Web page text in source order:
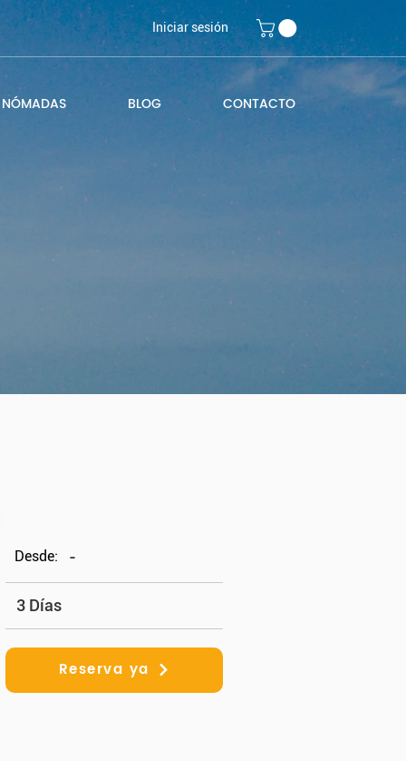
Iniciar sesión
BLOG CONTACTO
Desde: -
3 Días
Reserva ya